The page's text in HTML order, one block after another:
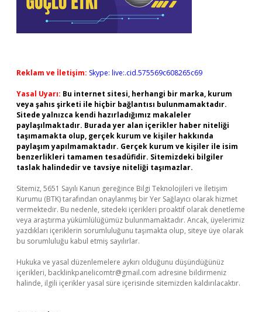
Reklam ve İletişim: Skype: live:.cid.575569c608265c69
Yasal Uyarı: Bu internet sitesi, herhangi bir marka, kurum
veya şahıs şirketi ile hiçbir bağlantısı bulunmamaktadır.
Sitede yalnızca kendi hazırladığımız makaleler
paylaşılmaktadır. Burada yer alan içerikler haber niteliği
taşımamakta olup, gerçek kurum ve kişiler hakkında
paylaşım yapılmamaktadır. Gerçek kurum ve kişiler ile isim
benzerlikleri tamamen tesadüfidir. Sitemizdeki bilgiler
taslak halindedir ve tavsiye niteliği taşımazlar.
Sitemiz, 5651 Sayılı Kanun gereğince Bilgi Teknolojileri ve İletişim
Kurumu (BTK) tarafından onaylanmış bir Yer Sağlayıcı olarak hizmet
vermektedir. Bu nedenle, sitedeki içerikleri proaktif olarak denetleme
veya araştırma yükümlülüğümüz bulunmamaktadır. Ancak, üyelerimiz
yazdıkları içeriklerin sorumluluğunu taşımakta olup, siteye üye olarak
bu sorumluluğu kabul etmiş sayılırlar.
Hukuka ve yasal düzenlemelere aykırı olduğunu düşündüğünüz
içerikleri, backlinkpanelicomtr@gmail.com adresine bildirmeniz
halinde, ilgili içerikler yasal süre içerisinde sitemizden kaldırılacaktır.